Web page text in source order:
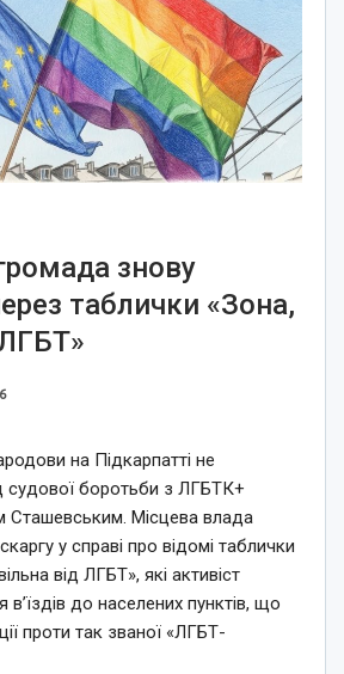
знову
таблички «Зона,
на Підкарпатті не
судової боротьби з ЛГБТК+
Сташевським. Місцева влада
у справі про відомі таблички
від ЛГБТ», які активіст
в’їздів до населених пунктів, що
проти так званої «ЛГБТ-